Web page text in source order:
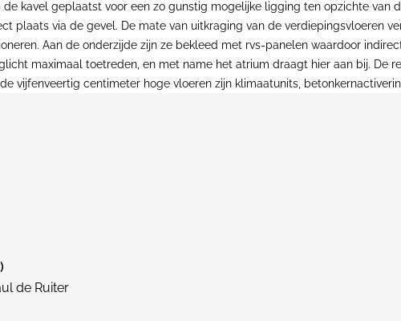
kavel geplaatst voor een zo gunstig mogelijke ligging ten opzichte van
plaats via de gevel. De mate van uitkraging van de verdiepingsvloeren
Aan de onderzijde zijn ze bekleed met rvs-panelen waardoor
maximaal toetreden, en met name het atrium draagt hier aan bij. De
vijfenveertig centimeter hoge vloeren zijn klimaatunits,
de Ruiter